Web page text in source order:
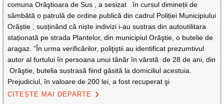
comuna Orăştioara de Sus , a sesizat în cursul dimineții de
sâmbătă o patrulă de ordine publică din cadrul Poliției Municipiului
Orăștie , susținând că niște indivizi i-au sustras din autoutilitara
staționată pe strada Plantelor, din municipiul Orăştie, o butelie de
aragaz. ”În urma verificărilor, poliţiştii au identificat prezumtivul
autor al furtului în persoana unui tânăr în vârstă de 28 de ani, din
Orăştie, butelia sustrasă fiind găsită la domiciliul acestuia.
Prejudiciul, în valoare de 200 lei, a fost recuperat şi
CITEȘTE MAI DEPARTE